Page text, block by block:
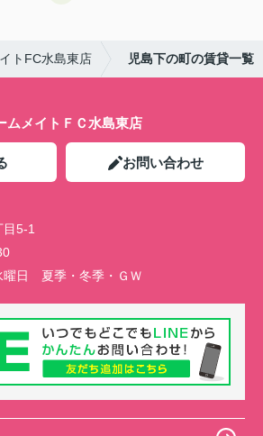
トFC水島東店 児島下の町の賃貸一覧
ムメイトＦＣ水島東店
お問い合わせ
5-1
曜日 夏季・冬季・ＧＷ